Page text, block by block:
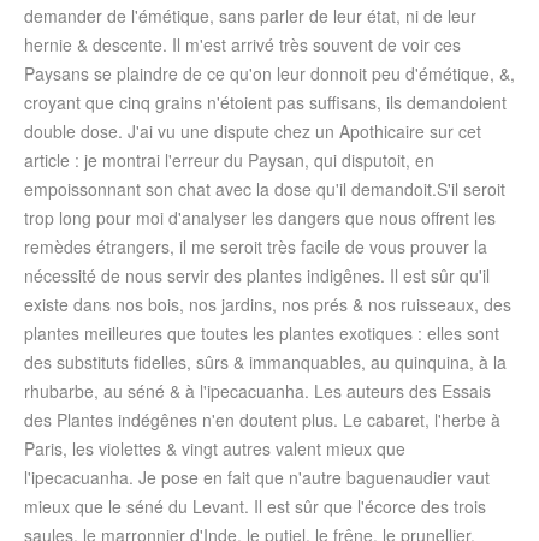
demander de l'émétique, sans parler de leur état, ni de leur
hernie & descente. Il m'est arrivé très souvent de voir ces
Paysans se plaindre de ce qu'on leur donnoit peu d'émétique, &,
croyant que cinq grains n'étoient pas suffisans, ils demandoient
double dose. J'ai vu une dispute chez un Apothicaire sur cet
article : je montrai l'erreur du Paysan, qui disputoit, en
empoissonnant son chat avec la dose qu'il demandoit.S'il seroit
trop long pour moi d'analyser les dangers que nous offrent les
remèdes étrangers, il me seroit très facile de vous prouver la
nécessité de nous servir des plantes indigênes. Il est sûr qu'il
existe dans nos bois, nos jardins, nos prés & nos ruisseaux, des
plantes meilleures que toutes les plantes exotiques : elles sont
des substituts fidelles, sûrs & immanquables, au quinquina, à la
rhubarbe, au séné & à l'ipecacuanha. Les auteurs des Essais
des Plantes indégênes n'en doutent plus. Le cabaret, l'herbe à
Paris, les violettes & vingt autres valent mieux que
l'ipecacuanha. Je pose en fait que n'autre baguenaudier vaut
mieux que le séné du Levant. Il est sûr que l'écorce des trois
saules, le marronnier d'Inde, le putiel, le frêne, le prunellier,